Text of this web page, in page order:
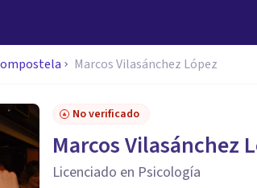
Marcos Vilasánchez López
No verificado
Marcos Vilasánchez
Licenciado en Psicología